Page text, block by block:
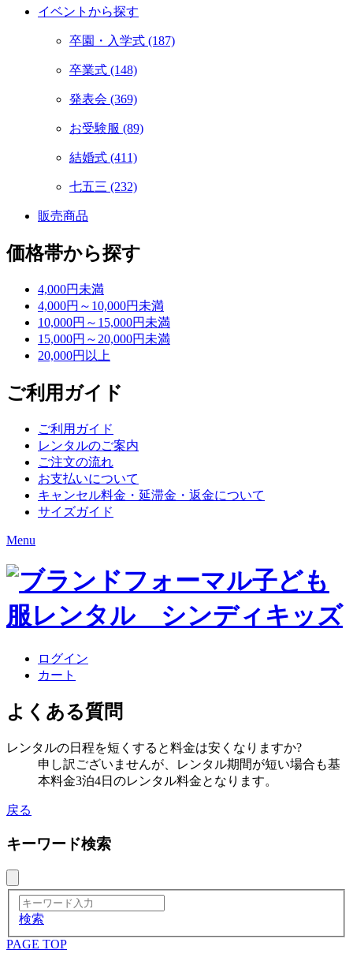
イベントから探す
卒園・入学式 (187)
卒業式 (148)
発表会 (369)
お受験服 (89)
結婚式 (411)
七五三 (232)
販売商品
価格帯から探す
4,000円未満
4,000円～10,000円未満
10,000円～15,000円未満
15,000円～20,000円未満
20,000円以上
ご利用ガイド
ご利用ガイド
レンタルのご案内
ご注文の流れ
お支払いについて
キャンセル料金・延滞金・返金について
サイズガイド
Menu
ログイン
カート
よくある質問
レンタルの日程を短くすると料金は安くなりますか?
申し訳ございませんが、レンタル期間が短い場合も基
本料金3泊4日のレンタル料金となります。
戻る
キーワード検索
検索
PAGE TOP